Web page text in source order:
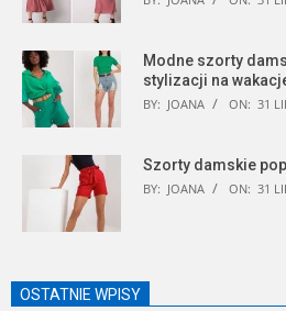
Modne szorty
stylizacji na
BY: JOANA ON: 31
Szorty damskie
BY: JOANA ON: 31
OSTATNIE WPISY